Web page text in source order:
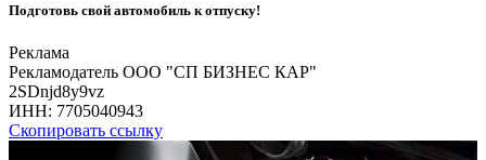
Подготовь свой автомобиль к отпуску!
Реклама
Рекламодатель ООО "СП БИЗНЕС КАР"
2SDnjd8y9vz
ИНН: 7705040943
Скопировать ссылку